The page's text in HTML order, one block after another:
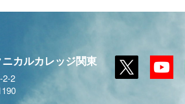
カルカレッジ関東
2-2